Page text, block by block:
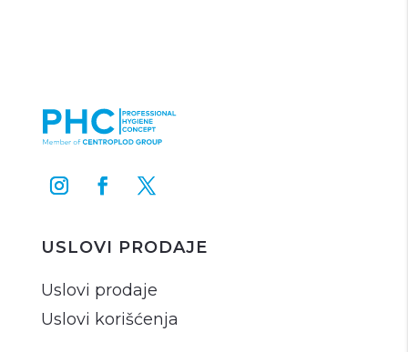
USLOVI PRODAJE
Uslovi prodaje
Uslovi korišćenja